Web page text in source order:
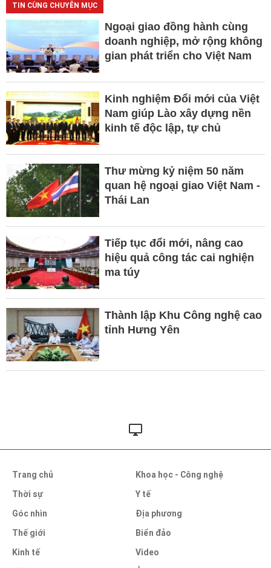
TIN CÙNG CHUYÊN MỤC
Ngoại giao đồng hành cùng
doanh nghiệp, mở rộng không
gian phát triển cho Việt Nam
Kinh nghiệm Đổi mới của Việt
Nam giúp Lào xây dựng nền
kinh tế độc lập, tự chủ
Thư mừng kỷ niệm 50 năm
quan hệ ngoại giao Việt Nam -
Thái Lan
Tiếp tục đổi mới, nâng cao
hiệu quả công tác cai nghiện
ma túy
Thành lập Khu Công nghệ cao
tỉnh Hưng Yên
Trang chủ
Thời sự
Góc nhìn
Thế giới
Kinh tế
Khoa học - Công nghệ
Y tế
Địa phương
Biển đảo
Video